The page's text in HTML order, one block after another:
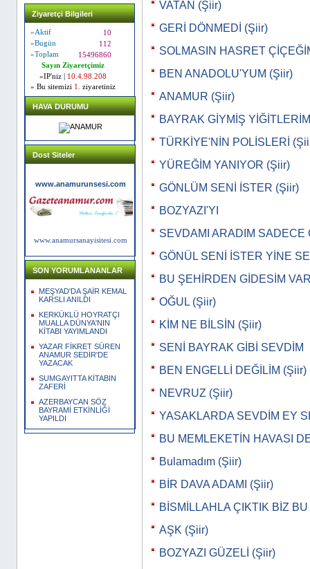
Ziyaretçi Bilgileri
»Aktif
10
»Bugün
112
»Toplam
15496860
Sayın Ziyaretçimiz
»IP'niz |
10.4.98.208
» Bu sitemizi 1. ziyaretiniz
HAVA DURUMU
Dost Siteler
www.anamurunsesi.com
www.anamursanayisitesi.com
SON YORUMLANANLAR
MEŞYAD'DA ŞAİR KEMAL
KARSLI ANILDI
KERKÜKLÜ HOYRATÇI
MUALLA DÜNYA'NIN
KİTABI YAYIMLANDI
YAZAR FİKRET SÜREN
ANAMUR SEDİR'DE
YAZACAK
SUMGAYITTA KİTABIN
ZAFERİ
AZERBAYCAN SÖZ
BAYRAMİ ETKİNLİĞİ
YAPILDI
VATAN (Şiir)
GERİ DÖNMEDİ (Şiir)
SOLMASIN HASRET
BEN ANADOLU'YUM (Şiir)
ANAMUR (Şiir)
BAYRAK GİYMİŞ
TÜRKİYE'NİN POLİSLERİ
YÜREĞİM YANIYOR (Şiir)
GÖNLÜM SENİ İSTER (Şiir)
BOZYAZI'YI
SEVDAMI ARADIM SADECE
GÖNÜL SENİ İSTER YİNE
BU ŞEHİRDEN GİDESİM
OĞUL (Şiir)
KİM NE BİLSİN (Şiir)
SENİ BAYRAK GİBİ SEVDİM
BEN ENGELLİ DEĞİLİM (Şiir)
NEVRUZ (Şiir)
YASAKLARDA SEVDİM EY
BU MEMLEKETİN HAVASI
Bulamadım (Şiir)
BİR DAVA ADAMI (Şiir)
BİSMİLLAHLA ÇIKTIK BİZ
AŞK (Şiir)
BOZYAZI GÜZELİ (Şiir)